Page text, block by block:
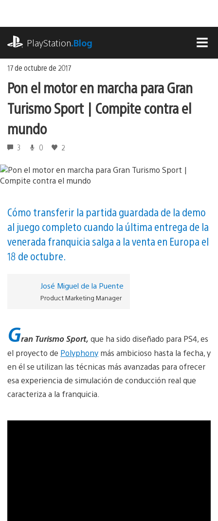
contenido
PlayStation.Blog
17 de octubre de 2017
Pon el motor en marcha para Gran
Turismo Sport | Compite contra el
mundo
3 0 2
Cómo transferir la partida guardada de la demo
al juego completo cuando la última entrega de la
venerada franquicia salga a la venta en Europa el
18 de octubre.
José Miguel de la Puente
Product Marketing Manager
Gran Turismo Sport, que ha sido diseñado para PS4, es
el proyecto de Polyphony más ambicioso hasta la fecha, y
en él se utilizan las técnicas más avanzadas para ofrecer
esa experiencia de simulación de conducción real que
caracteriza a la franquicia.